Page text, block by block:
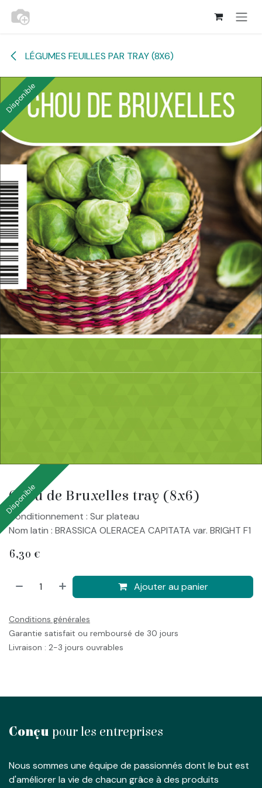
Se rendre au contenu
LÉGUMES FEUILLES PAR TRAY (8X6)
Disponible
Chou de Bruxelles tray (8x6)
Disponible
Conditionnement : Sur plateau
Nom latin : BRASSICA OLERACEA CAPITATA var. BRIGHT F1
6,30 €
Ajouter au panier
Conditions générales
Garantie satisfait ou remboursé de 30 jours
Livraison : 2-3 jours ouvrables
Conçu pour les entreprises
Nous sommes une équipe de passionnés dont le but est
d'améliorer la vie de chacun grâce à des produits